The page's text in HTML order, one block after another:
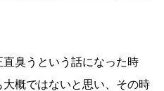
直臭うという話になった時
概ではないと思い、その時